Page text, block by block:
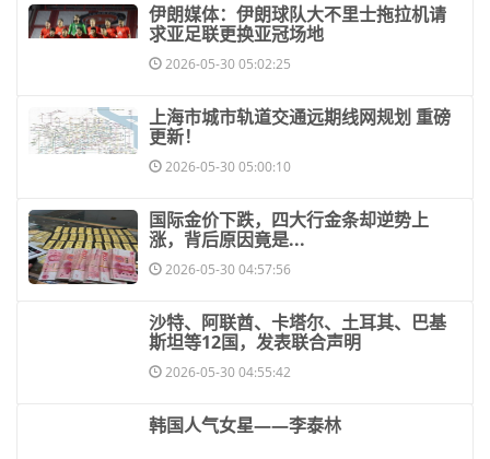
​伊朗媒体：伊朗球队大不里士拖拉机请
求亚足联更换亚冠场地
2026-05-30 05:02:25
​上海市城市轨道交通远期线网规划 重磅
更新！
2026-05-30 05:00:10
​国际金价下跌，四大行金条却逆势上
涨，背后原因竟是...
2026-05-30 04:57:56
​沙特、阿联酋、卡塔尔、土耳其、巴基
斯坦等12国，发表联合声明
2026-05-30 04:55:42
​韩国人气女星——李泰林